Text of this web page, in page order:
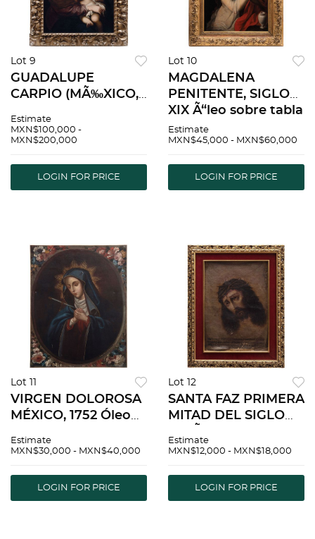
Lot 9
GUADALUPE
CARPIO (MÃ‰XICO,
MANERA DE
BARTOLOMÃ‰
VIRGEN DE BELÃ‰N
Ã“leo sobre tela. 94 x
Estimate
MXN$100,000 -
MXN$200,000
LOGIN FOR PRICE
Lot 10
MAGDALENA
PENITENTE, SIGLO
XIX Ã“leo sobre tabla
Detalles de
conservaciÃ³n 80 x
Estimate
MXN$45,000 - MXN$60,000
LOGIN FOR PRICE
Lot 11
VIRGEN DOLOROSA
MÉXICO, 1752 Óleo
fechado “Fr. Jph.
y Zuazo, fecit 1752.
87.5 x 69.5
Estimate
MXN$30,000 - MXN$40,000
LOGIN FOR PRICE
Lot 12
SANTA FAZ PRIMERA
MITAD DEL SIGLO
50 x 35 cm
Estimate
MXN$12,000 - MXN$18,000
LOGIN FOR PRICE